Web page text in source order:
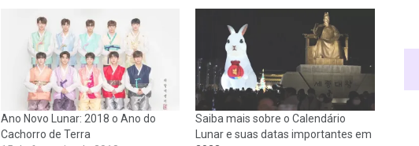
Ano Novo Lunar: 2018 o Ano do
Cachorro de Terra
Saiba mais sobre o Calendário
Lunar e suas datas importantes em